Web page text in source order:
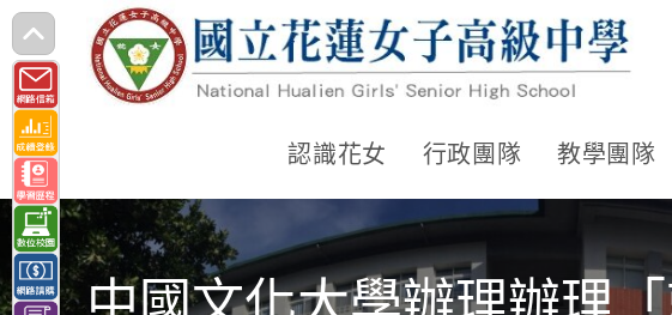
跳
轉
至
主
要
內
容
認識花女 行政團隊 教學團隊